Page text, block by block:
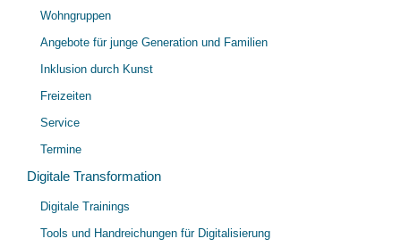
Wohngruppen
Angebote für junge Generation und Familien
Inklusion durch Kunst
Freizeiten
Service
Termine
Digitale Transformation
Digitale Trainings
Tools und Handreichungen für Digitalisierung